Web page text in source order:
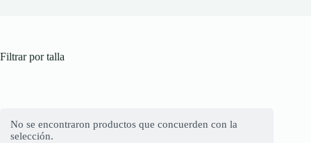
No se encontraron productos que concuerden con la
selección.
Filtrar por talla